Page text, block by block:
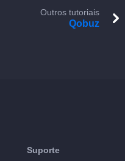
Outros tutoriais
Qobuz
Suporte